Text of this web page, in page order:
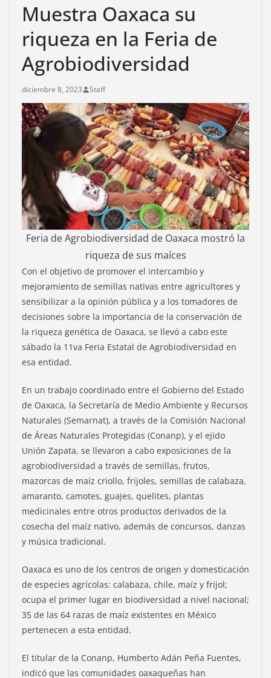
Muestra Oaxaca su
riqueza en la Feria de
Agrobiodiversidad
diciembre 8, 2023 Staff
Feria de Agrobiodiversidad de Oaxaca mostró la
riqueza de sus maíces
Con el objetivo de promover el intercambio y
mejoramiento de semillas nativas entre agricultores y
sensibilizar a la opinión pública y a los tomadores de
decisiones sobre la importancia de la conservación de
la riqueza genética de Oaxaca, se llevó a cabo este
sábado la 11va Feria Estatal de Agrobiodiversidad en
esa entidad.
En un trabajo coordinado entre el Gobierno del Estado
de Oaxaca, la Secretaría de Medio Ambiente y Recursos
Naturales (Semarnat), a través de la Comisión Nacional
de Áreas Naturales Protegidas (Conanp), y el ejido
Unión Zapata, se llevaron a cabo exposiciones de la
agrobiodiversidad a través de semillas, frutos,
mazorcas de maíz criollo, frijoles, semillas de calabaza,
amaranto, camotes, guajes, quelites, plantas
medicinales entre otros productos derivados de la
cosecha del maíz nativo, además de concursos, danzas
y música tradicional.
Oaxaca es uno de los centros de origen y domesticación
de especies agrícolas: calabaza, chile, maíz y frijol;
ocupa el primer lugar en biodiversidad a nivel nacional;
35 de las 64 razas de maíz existentes en México
pertenecen a esta entidad.
El titular de la Conanp, Humberto Adán Peña Fuentes,
indicó que las comunidades oaxaqueñas han